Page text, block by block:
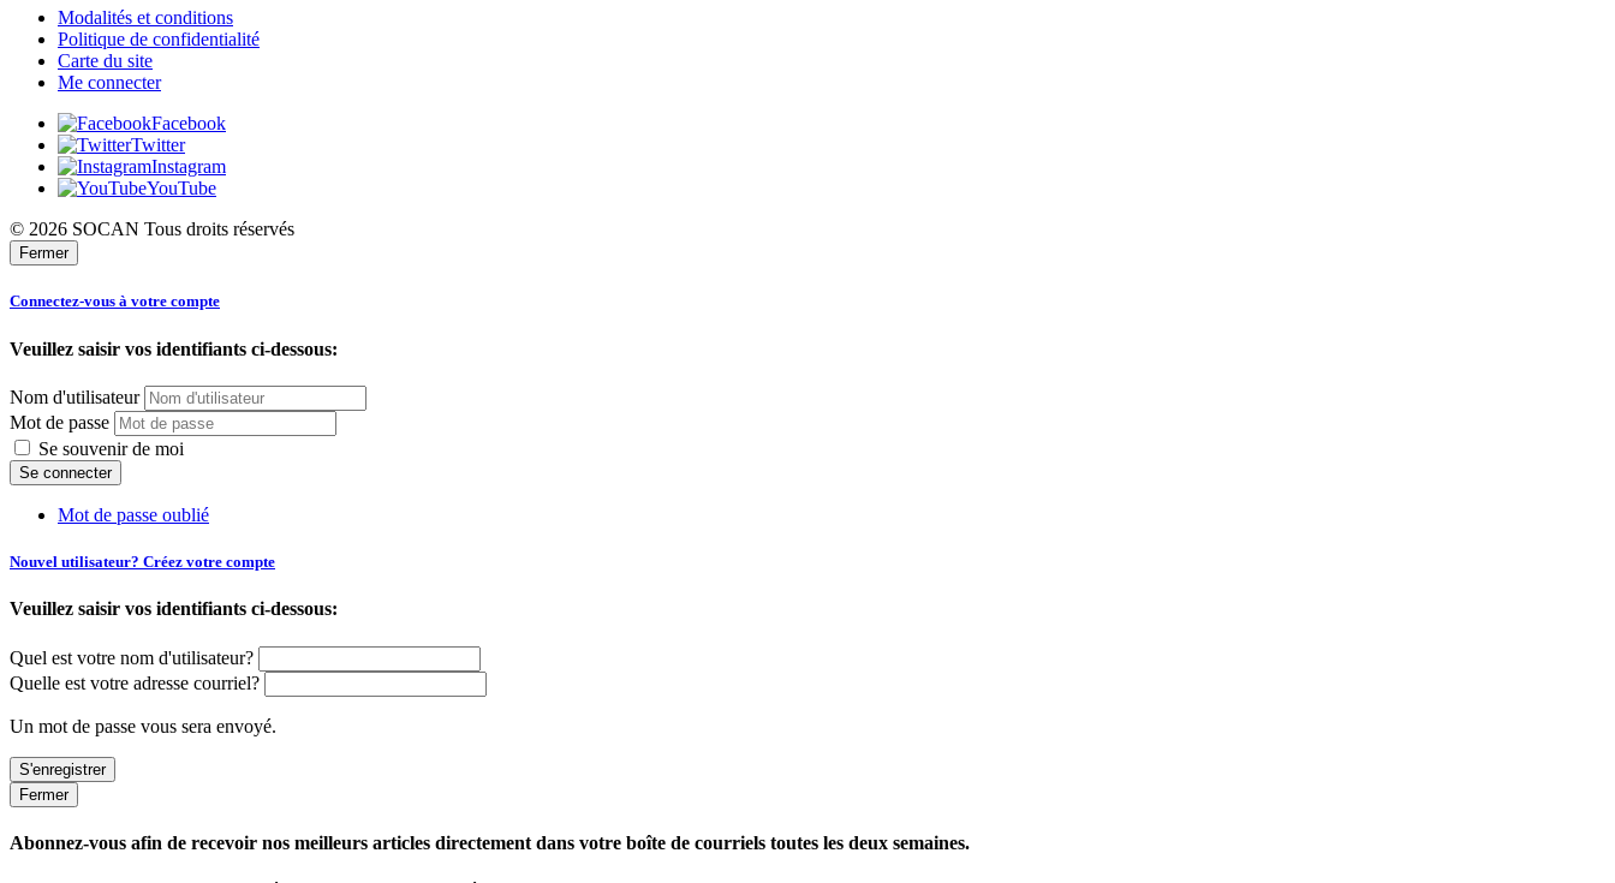
Modalités et conditions
Politique de confidentialité
Carte du site
Me connecter
Facebook
Twitter
Instagram
YouTube
© 2026 SOCAN Tous droits réservés
Fermer
Connectez-vous à votre compte
Veuillez saisir vos identifiants ci-dessous:
Nom d'utilisateur
Mot de passe
Se souvenir de moi
Mot de passe oublié
Nouvel utilisateur? Créez votre compte
Veuillez saisir vos identifiants ci-dessous:
Quel est votre nom d'utilisateur?
Quelle est votre adresse courriel?
Un mot de passe vous sera envoyé.
Fermer
Abonnez-vous afin de recevoir nos meilleurs articles directement dans votre boîte de courriels toutes les deux semaines.